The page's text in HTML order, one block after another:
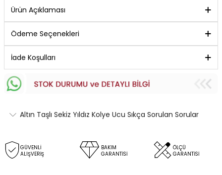
Ürün Açıklaması
Ödeme Seçenekleri
İade Koşulları
Altın Taşlı Sekiz Yıldız Kolye Ucu Sıkça Sorulan Sorular
GÜVENLİ
ALIŞVERİŞ
BAKIM
GARANTİSİ
ÖLÇÜ
GARANTİSİ